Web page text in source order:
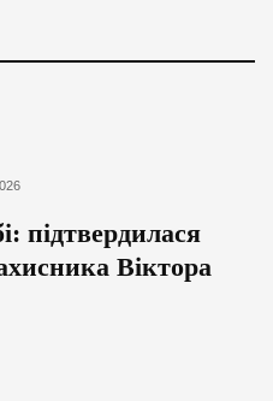
підтвердилася
Віктора